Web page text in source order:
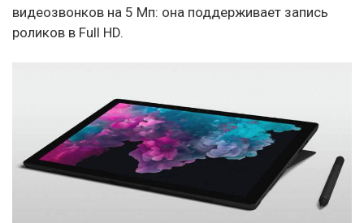
видеозвонков на 5 Мп: она поддерживает запись
роликов в Full HD.